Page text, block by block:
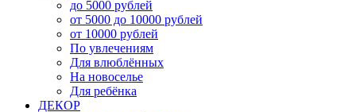
до 5000 рублей
от 5000 до 10000 рублей
от 10000 рублей
По увлечениям
Для влюблённых
На новоселье
Для ребёнка
ДЕКОР